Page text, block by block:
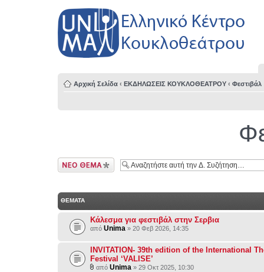
Αρχική Σελίδα ‹ ΕΚΔΗΛΩΣΕΙΣ ΚΟΥΚΛΟΘΕΑΤΡΟΥ ‹ Φεστιβάλ
Δημιουργία νέου
θέματος
ΘΕΜΑΤΑ
Κάλεσμα για φεστιβάλ στην Σερβια
από Unima » 20 Φεβ 2026, 14:35
INVITATION- 39th edition of the International
Festival ‘VALISE’
από Unima » 29 Οκτ 2025, 10:30